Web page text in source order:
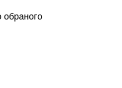
обраного